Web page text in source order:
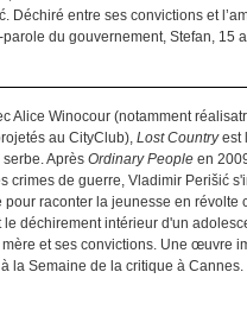
Déchiré entre ses convictions et
du gouvernement, Stefan, 15
Alice Winocour (notamment
au CityClub), Lost Countryest
Après Ordinary Peopleen
crimes de guerre, Vladimir Perišić
pour raconter la jeunesse en révolte
le déchirement intérieur d'un
et ses convictions. Une œuvre
la Semaine de la critique à Cannes.